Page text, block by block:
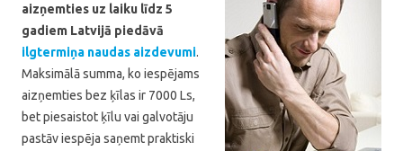
aizņemties uz laiku līdz 5
gadiem Latvijā piedāvā
ilgtermiņa naudas aizdevumi.
Maksimālā summa, ko iespējams
aizņemties bez ķīlas ir 7000 Ls,
bet piesaistot ķīlu vai galvotāju
pastāv iespēja saņemt praktiski